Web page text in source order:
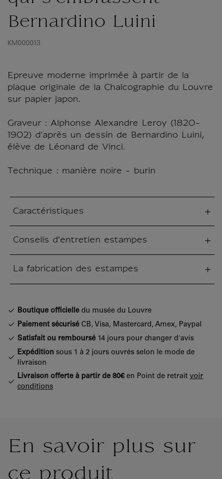
Bernardino Luini
KM000013
Epreuve moderne imprimée à partir de la
plaque originale de la Chalcographie du Louvre
sur papier japon.
Graveur : Alphonse Alexandre Leroy (1820-
1902) d'après un dessin de Bernardino Luini,
élève de Léonard de Vinci.
Technique : manière noire - burin
Caractéristiques
Conseils d'entretien estampes
La fabrication des estampes
Boutique officielle du musée du Louvre
Paiement sécurisé CB, Visa, Mastercard, Amex, Paypal
Satisfait ou remboursé 14 jours pour changer d'avis
Expédition sous 1 à 2 jours ouvrés selon le mode de
livraison
Livraison offerte à partir de 80€en Point de retrait voir
conditions
En savoir plus sur
ce produit